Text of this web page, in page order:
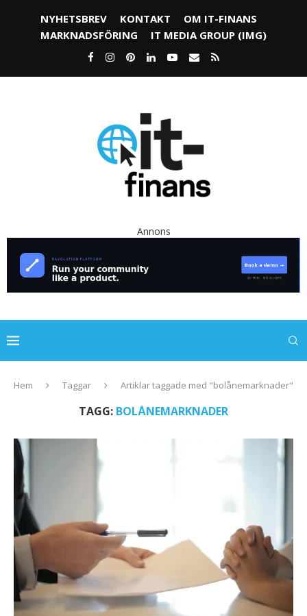
NYHETSBREV KONTAKT
OM IT-FINANS
MARKNADSFÖRING
IT MEDIA GROUP (IMG)
Annons
Hem Taggar Artiklar taggade med "bolånemarknader"
TAGG: BOLÅNEMARKNADER